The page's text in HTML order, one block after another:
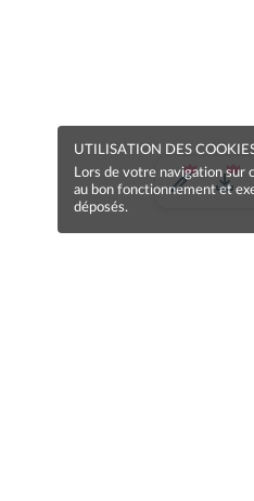
UTILISATION DES
Lors de votre navigation sur
au bon fonctionnement et
déposés.